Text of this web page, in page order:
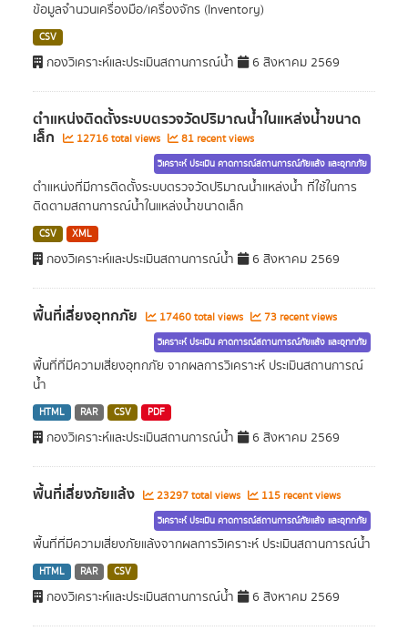
ข้อมูลจำนวนเครื่องมือ/เครื่องจักร (Inventory)
CSV
กองวิเคราะห์และประเมินสถานการณ์น้ำ 6 สิงหาคม 2569
ตำแหน่งติดตั้งระบบตรวจวัดปริมาณน้ำในแหล่งน้ำขนาด
เล็ก 12716 total views 81 recent views
วิเคราะห์ ประเมิน คาดการณ์สถานการณ์ภัยแล้ง และอุทกภัย
ตำแหน่งที่มีการติดตั้งระบบตรวจวัดปริมาณน้ำแหล่งน้ำ ที่ใช้ในการ
ติดตามสถานการณ์น้ำในแหล่งน้ำขนาดเล็ก
CSV XML
กองวิเคราะห์และประเมินสถานการณ์น้ำ 6 สิงหาคม 2569
พื้นที่เสี่ยงอุทกภัย 17460 total views 73 recent views
วิเคราะห์ ประเมิน คาดการณ์สถานการณ์ภัยแล้ง และอุทกภัย
พื้นที่ที่มีความเสี่ยงอุทกภัย จากผลการวิเคราะห์ ประเมินสถานการณ์
น้ำ
HTML RAR CSV PDF
กองวิเคราะห์และประเมินสถานการณ์น้ำ 6 สิงหาคม 2569
พื้นที่เสี่ยงภัยแล้ง 23297 total views 115 recent views
วิเคราะห์ ประเมิน คาดการณ์สถานการณ์ภัยแล้ง และอุทกภัย
พื้นที่ที่มีความเสี่ยงภัยแล้งจากผลการวิเคราะห์ ประเมินสถานการณ์น้ำ
HTML RAR CSV
กองวิเคราะห์และประเมินสถานการณ์น้ำ 6 สิงหาคม 2569